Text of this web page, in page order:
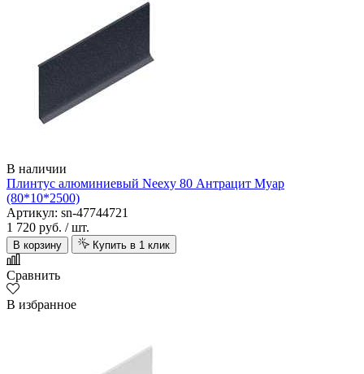
В наличии
Плинтус алюминиевый Neexy 80 Антрацит Муар
(80*10*2500)
Артикул: sn-47744721
1 720 руб. / шт.
В корзину Купить в 1 клик
Сравнить
В избранное